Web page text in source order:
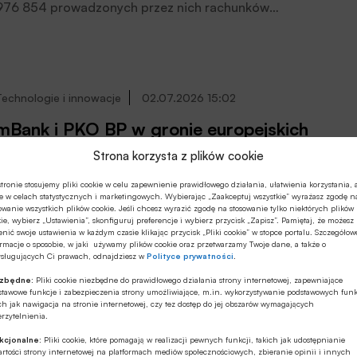
Strona korzysta z plików cookie
stosujemy pliki cookie w celu zapewnienie prawidłowego działania, ułatwienia korzystania, a
w celach statystycznych i marketingowych. Wybierając „Zaakceptuj wszystkie” wyrażasz zgodę
wszystkich plików cookie. Jeśli chcesz wyrazić zgodę na stosowanie tylko niektórych plików
wybierz „Ustawienia”, skonfiguruj preferencje i wybierz przycisk „Zapisz”. Pamiętaj, że możesz
swoje ustawienia w każdym czasie klikając przycisk „Pliki cookie” w stopce portalu.
o sposobie, w jaki używamy plików cookie oraz przetwarzamy Twoje dane, a także o
Ci prawach, odnajdziesz wPolityce prywatności
Pliki cookie niezbędne do prawidłowego działania strony internetowej, zapewniające
funkcje i zabezpieczenia strony umożliwiające, m.in. wykorzystywanie podstawowych
jak nawigacja na stronie internetowej, czy tez dostęp do jej obszarów wymagających
Pliki cookie, które pomagają w realizacji pewnych funkcji, takich jak udostępnianie
strony internetowej na platformach mediów społecznościowych, zbieranie opinii i innych
854 prowadzonych przez nich rachunków
i innowacje 02.07.2026 15:02
i PKO BP w gronie europejskich
banków biorących udział w
od VISAVisa Payments Forum (VPF) w Paryżu —
na którym zgromadziło się ponad 2 000
branży płatniczej, aby rozmawiać o przyszłości
— Visa ogłosiła, że zrealizowała
projekt, w ramach którego agent AI
kart. Zakupy były realizowane w sklepach
udział w projekcie, czytamy w informacji
30.06.2026 14:09
of Payments 2026 – płatności
technologia bliżej człowieka